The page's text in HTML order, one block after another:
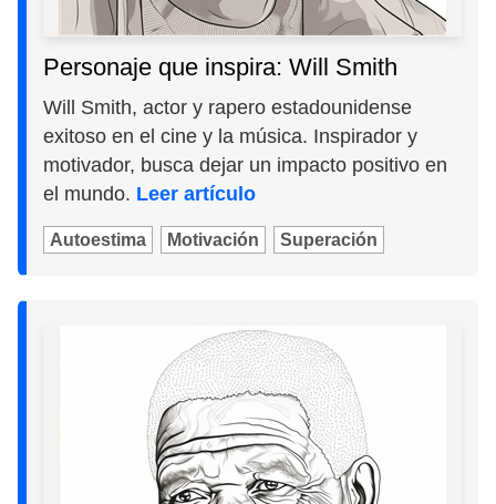
Personaje que inspira: Will Smith
Will Smith, actor y rapero estadounidense
exitoso en el cine y la música. Inspirador y
motivador, busca dejar un impacto positivo en
el mundo. Leer artículo
Autoestima Motivación Superación